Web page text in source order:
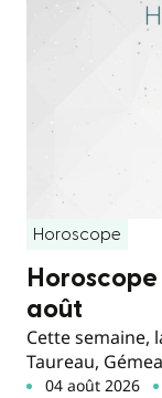
Horoscope
Horoscope
août
Cette semaine,
Taureau,
04 août 2026